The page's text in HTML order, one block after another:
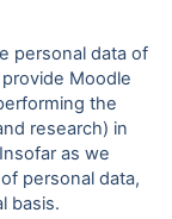
personal data of
Moodle
the
research) in
as we
personal data,
basis.